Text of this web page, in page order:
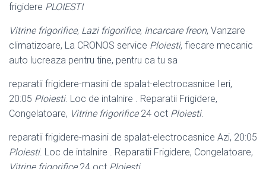
frigidere PLOIESTI
Vitrine frigorifice, Lazi frigorifice, Incarcare freon, Vanzare
climatizoare, La CRONOS service Ploiesti, fiecare mecanic
auto lucreaza pentru tine, pentru ca tu sa
reparatii frigidere-masini de spalat-electrocasnice Ieri,
20:05 Ploiesti. Loc de intalnire . Reparatii Frigidere,
Congelatoare, Vitrine frigorifice24 oct Ploiesti.
reparatii frigidere-masini de spalat-electrocasnice Azi, 20:05
Ploiesti. Loc de intalnire . Reparatii Frigidere, Congelatoare,